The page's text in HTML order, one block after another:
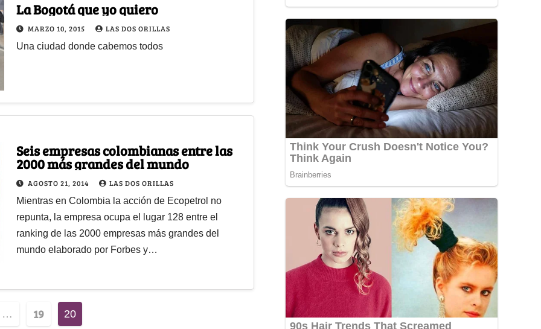
La Bogotá que yo quiero
MARZO 10, 2015 LAS DOS ORILLAS
Una ciudad donde cabemos todos
Seis empresas colombianas entre las
2000 más grandes del mundo
AGOSTO 21, 2014 LAS DOS ORILLAS
Mientras en Colombia la acción de Ecopetrol no
repunta, la empresa ocupa el lugar 128 entre el
ranking de las 2000 empresas más grandes del
mundo elaborado por Forbes y…
… 19 20